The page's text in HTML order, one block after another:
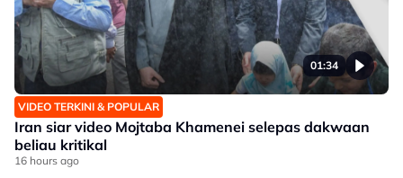
01:34
VIDEO TERKINI & POPULAR
Iran siar video Mojtaba Khamenei selepas dakwaan
beliau kritikal
16 hours ago